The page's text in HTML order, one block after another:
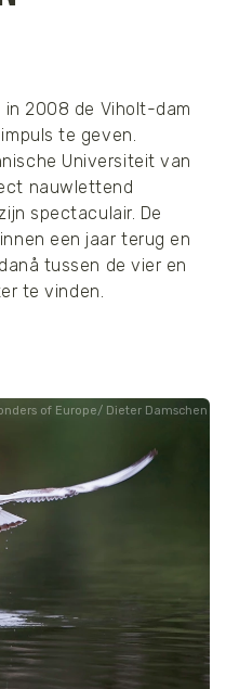
in 2008 de Viholt-dam
te geven.
Universiteit van
nauwlettend
spectaculair. De
een jaar terug en
tussen de vier en
te vinden.
of Europe/ Dieter Damschen